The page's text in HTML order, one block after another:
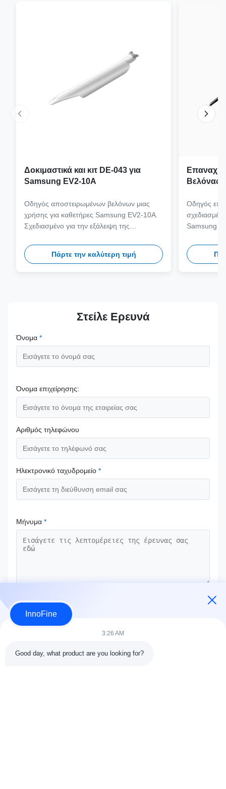
Δοκιμαστικά και κιτ DE-043 για
Samsung EV2-10A
Οδηγός αποστειρωμένων βελόνων μιας
χρήσης για καθετήρες Samsung EV2-10A.
Σχεδιασμένο για την εξάλειψη της
εξορθολογισμό των κλινικών ροών
εργασίας με συμβατότητα βελόνας
Πάρτε την καλύτερη τιμή
Βελόνας
Probe
Οδηγός
Samsung
316L, που
Στείλε Ερευνά
Όνομα *
Όνομα επιχείρησης:
Αριθμός τηλεφώνου
Ηλεκτρονικό ταχυδρομείο *
Μήνυμα *
InnoFine
3:26 AM
Good day, what product are you looking for?